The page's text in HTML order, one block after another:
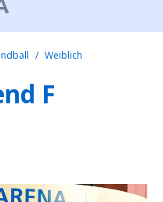
Weiblich
F